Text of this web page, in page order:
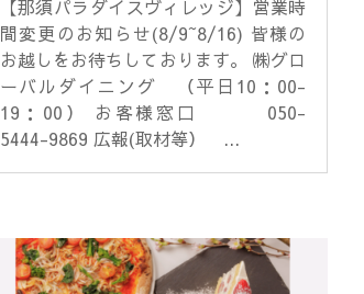
【那須パラダイスヴィレッジ】営業時
間変更のお知らせ(8/9~8/16) 皆様の
お越しをお待ちしております。 ㈱グロ
ーバルダイニング （平日10：00-
19：00） お客様窓口 050-
5444-9869 広報(取材等） ...